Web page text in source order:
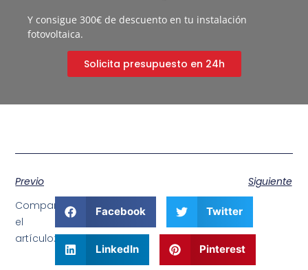
Y consigue 300€ de descuento en tu instalación
fotovoltaica.
Solicita presupuesto en 24h
Previo
Siguiente
Comparte
el
artículo:
Facebook Twitter
LinkedIn Pinterest